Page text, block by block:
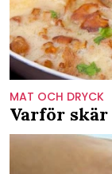
MAT OCH DRYCK
Varför